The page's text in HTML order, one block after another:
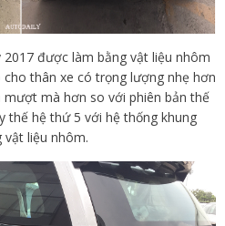
được làm bằng vật liệu nhôm
cho thân xe có trọng lượng nhẹ hơn
mượt mà hơn so với phiên bản thế
thế hệ thứ 5 với hệ thống khung
liệu nhôm.